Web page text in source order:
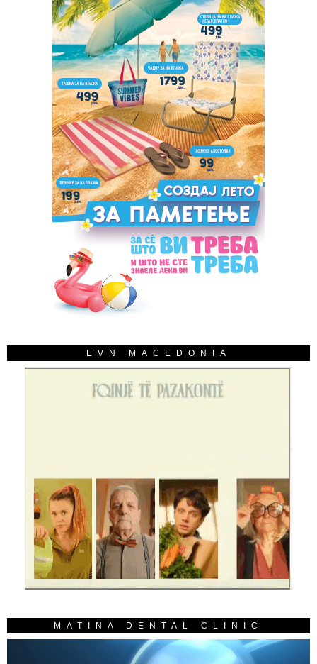
EVN MACEDONIA
MATINA DENTAL CLINIC